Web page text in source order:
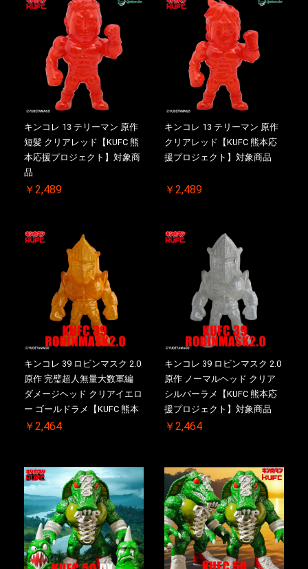
キンコレ 13 テリーマン 原作
短髪 クリアレッド【KUFC 熊
本応援プロジェクト】対象商
品
￥2,489
キンコレ 13 テリーマン 原作
クリアレッド【KUFC 熊本応
援プロジェクト】対象商品
￥2,489
キンコレ 39 ロビンマスク 2.0
原作 完璧超人無量大数軍編
ダメージヘッド クリアイエロ
ー ゴールドラメ【KUFC 熊本
応援プロジェクト】対象商品
￥2,464
キンコレ 39 ロビンマスク 2.0
原作 ノーマルヘッド クリア
シルバーラメ【KUFC 熊本応
援プロジェクト】対象商品
￥2,464